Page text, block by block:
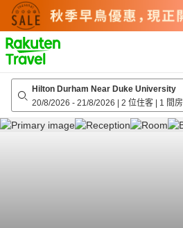
to
top
page
Hilton Durham Near Duke University
20/8/2026 - 21/8/2026 | 2 位住客 | 1 間房